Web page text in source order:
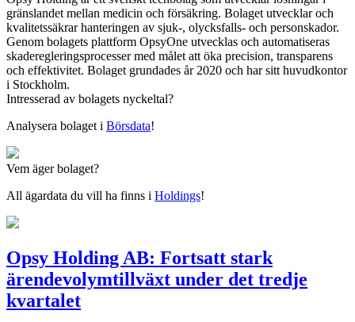
gränslandet mellan medicin och försäkring. Bolaget utvecklar och
kvalitetssäkrar hanteringen av sjuk-, olycksfalls- och personskador.
Genom bolagets plattform OpsyOne utvecklas och automatiseras
skaderegleringsprocesser med målet att öka precision, transparens
och effektivitet. Bolaget grundades år 2020 och har sitt huvudkontor
i Stockholm.
Intresserad av bolagets nyckeltal?
Analysera bolaget i Börsdata!
Vem äger bolaget?
All ägardata du vill ha finns i Holdings!
Opsy Holding AB: Fortsatt stark
ärendevolymtillväxt under det tredje
kvartalet